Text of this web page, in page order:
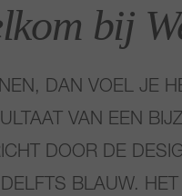
bij
DAN VOEL JE
VAN EEN
DOOR DE
BLAUW.